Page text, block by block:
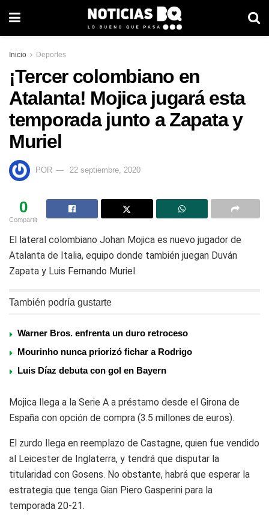
Inicio Deportes
¡Tercer colombiano en
Atalanta! Mojica jugará esta
temporada junto a Zapata y
Muriel
POR 22 septiembre, 2020
0
Compartit
El lateral colombiano Johan Mojica es nuevo jugador de
Atalanta de Italia, equipo donde también juegan Duván
Zapata y Luis Fernando Muriel.
También podría gustarte
Warner Bros. enfrenta un duro retroceso
Mourinho nunca priorizó fichar a Rodrigo
Luis Díaz debuta con gol en Bayern
Mojica llega a la Serie A a préstamo desde el Girona de
España con opción de compra (3.5 millones de euros).
El zurdo llega en reemplazo de Castagne, quien fue vendido
al Leicester de Inglaterra, y tendrá que disputar la
titularidad con Gosens. No obstante, habrá que esperar la
estrategia que tenga Gian Piero Gasperini para la
temporada 20-21.